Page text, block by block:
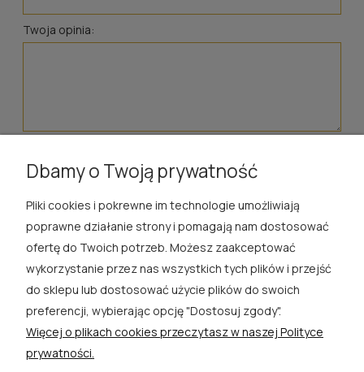
Twoja opinia:
ROSA ĆWIK
SKLEP
EXTRA
Dbamy o Twoją prywatność
Pliki cookies i pokrewne im technologie umożliwiają
poprawne działanie strony i pomagają nam dostosować
ofertę do Twoich potrzeb. Możesz zaakceptować
wykorzystanie przez nas wszystkich tych plików i przejść
do sklepu lub dostosować użycie plików do swoich
preferencji, wybierając opcję "Dostosuj zgody".
Więcej o plikach cookies przeczytasz w naszej Polityce
prywatności.